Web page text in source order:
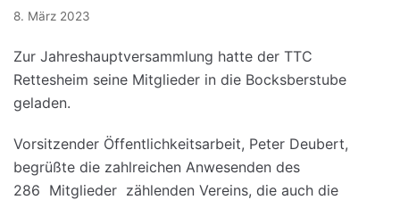
8. März 2023
Zur Jahreshauptversammlung hatte der TTC
Rettesheim seine Mitglieder in die Bocksberstube
geladen.
Vorsitzender Öffentlichkeitsarbeit, Peter Deubert,
begrüßte die zahlreichen Anwesenden des
286 Mitglieder zählenden Vereins, die auch die